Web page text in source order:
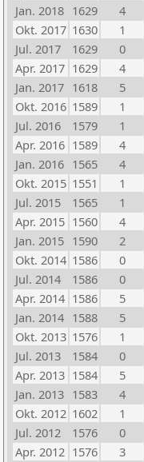
Jan. 2018 1629 4
Okt. 2017 1630 1
Jul. 2017
1629 0
Apr. 2017 1629 4
Jan. 2017 1618 5
Okt. 2016 1589 1
Jul. 2016
1579 1
Apr. 2016 1589 4
Jan. 2016 1565 4
Okt. 2015 1551 1
Jul. 2015
1565 1
Apr. 2015 1560 4
Jan. 2015 1590 2
Okt. 2014 1586 0
Jul. 2014
1586 0
Apr. 2014 1586 5
Jan. 2014 1588 5
Okt. 2013 1576 1
Jul. 2013
1584 0
Apr. 2013 1584 5
Jan. 2013 1583 4
Okt. 2012 1602 1
Jul. 2012
1576 0
Apr. 2012 1576 3